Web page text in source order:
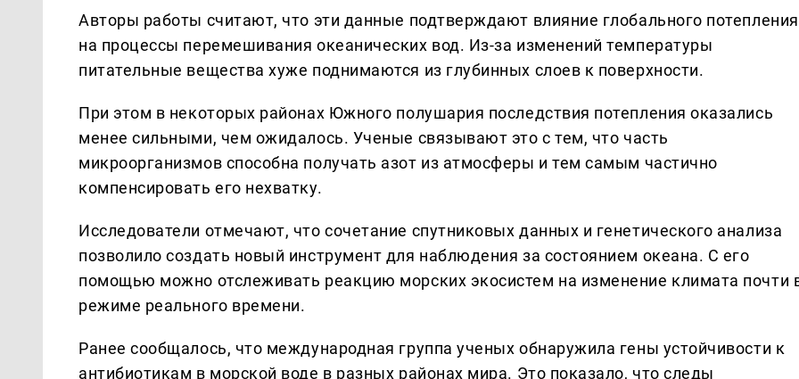
Авторы работы считают, что эти данные подтверждают влияние глобального потепления
на процессы перемешивания океанических вод. Из-за изменений температуры
питательные вещества хуже поднимаются из глубинных слоев к поверхности.
При этом в некоторых районах Южного полушария последствия потепления оказались
менее сильными, чем ожидалось. Ученые связывают это с тем, что часть
микроорганизмов способна получать азот из атмосферы и тем самым частично
компенсировать его нехватку.
Исследователи отмечают, что сочетание спутниковых данных и генетического анализа
позволило создать новый инструмент для наблюдения за состоянием океана. С его
помощью можно отслеживать реакцию морских экосистем на изменение климата почти
режиме реального времени.
Ранее сообщалось, что международная группа ученых обнаружила гены устойчивости к
антибиотикам в морской воде в разных районах мира. Это показало, что следы